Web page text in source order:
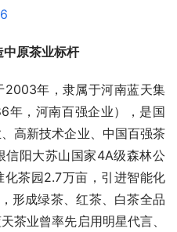
原茶业标杆
2003年，隶属于河南蓝天集
年，河南百强企业），是国
高新技术企业、中国百强茶
阳大苏山国家4A级森林公
茶园2.7万亩，引进智能化
形成绿茶、红茶、白茶全品
茶业曾率先启用明星代言、